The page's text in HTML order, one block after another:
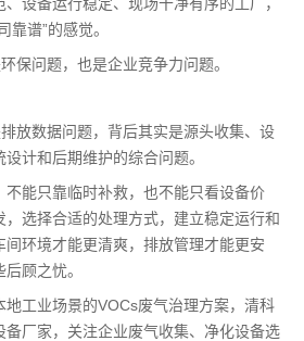
靠谱”的感觉。
保问题，也是企业竞争力问题。
放数据问题，背后其实是源头收集、设
计和后期维护的综合问题。
能只靠临时补救，也不能只看设备价
选择合适的处理方式，建立稳定运行和
环境才能更清爽，排放管理才能更安
顾之忧。
工业场景的VOCs废气治理方案，清科
厂家，关注企业废气收集、净化设备选